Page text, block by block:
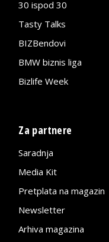
30 ispod 30
Tasty Talks
BIZBendovi
BMW biznis liga
Bizlife Week
Za partnere
Saradnja
Media Kit
Pretplata na magazin
Newsletter
Arhiva magazina